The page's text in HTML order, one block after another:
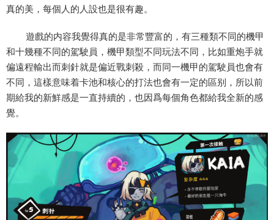
真的美，每個人的人設也是很有趣。
遊戲的内容我覺得真的是非常豐富的，有三種類不同的機甲
和十幾種不同的駕駛員，機甲類型不同玩法不同，比如重炮手就
偏遠程輸出而刺針就是偏近戰刺殺，而同一機甲的駕駛員也會有
不同，這樣意味着卡池和核心的打法也會有一定的區别，所以前
期給我的新鮮感是一直持續的，也因爲每個角色都給我全新的感
覺。